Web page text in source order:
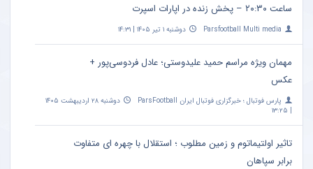
ساعت ۲۰:۳۰ – پخش زنده در اپارات اسپرت
Parsfootball Multi media دوشنبه ۱ تیر ۱۴۰۵ | ۱۴:۳۱
مهمان ویژه مراسم حمید علیدوستی؛ عادل فردوسی‌پور +
عکس
پارس فوتبال ؛ خبرگزاری فوتبال ایران ParsFootball
دوشنبه ۲۸ اردیبهشت ۱۴۰۵
| ۱۳:۲۵
تاثیر اولتیماتوم و زمین مطلوب ؛ استقلال با چهره ای متفاوت
برابر سپاهان